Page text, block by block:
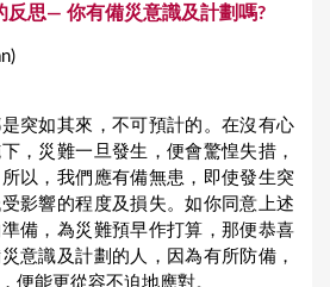
反思— 你有備災意識及計劃嗎?
突如其來，不可預計的。在沒有心
，災難一旦發生，便會驚惶失措，
以，我們應有備無患，即使發生突
影響的程度及損失。如你同意上述
備，為災難預早作打算，那便恭喜
意識及計劃的人，因為有所防備，
便能更從容不迫地應對。